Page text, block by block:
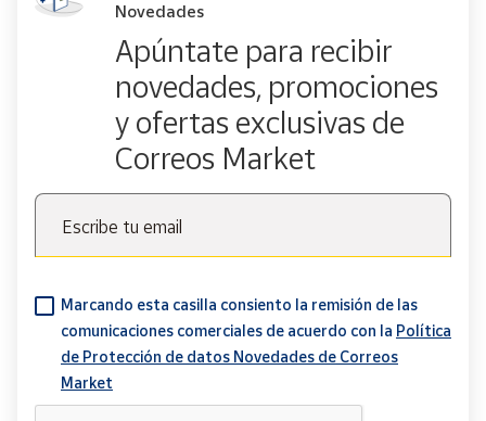
Novedades
Apúntate para recibir
novedades, promociones
y ofertas exclusivas de
Correos Market
Escribe tu email
Marcando esta casilla consiento la remisión de las
comunicaciones comerciales de acuerdo con la Política
de Protección de datos Novedades de Correos
Market